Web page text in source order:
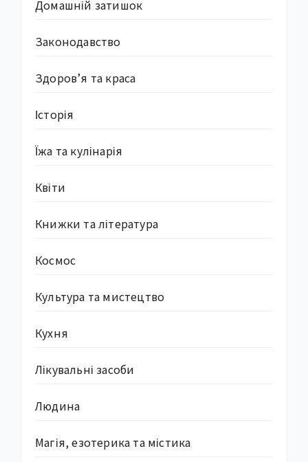
Домашній затишок
Законодавство
Здоров’я та краса
Історія
Їжа та кулінарія
Квіти
Книжки та література
Космос
Культура та мистецтво
Кухня
Лікувальні засоби
Людина
Магія, езотерика та містика